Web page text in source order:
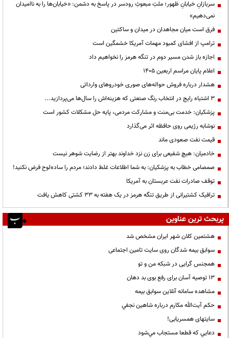
سربازانِ خیابانِ ظهور؛ ملتِ مبعوثِ رودسر در پاسخ به دشمن: «خیابان‌ها را به ناامیدان
نمی‌دهیم»
فرق است میان مجاهدان در میدان و ساکتین
ترامپ از افشای کمبود مهمات آمریکا خشمگین است
اجازه باز شدن مسیر دوم در تنگه هرمز را نخواهیم داد
اعلام پایان مراسم اربعین ۱۴۰۵
هشدار درباره فروش حواله‌های صوری خودروهای وارداتی
3 اشتباه رایج در انتخاب رنگ صنعتی که هزینه‌اش را سال‌ها می‌پردازید...
پزشکیان: خدمت بی‌منت و مشارکت مردمی، پایه حل مشکلات کشور است
نوشابه رژیمی روی حافظه اثر می‌گذارد
قیمت نفت صعودی ماند
خادمیان: هیچ شفیعی برای زن نزد خداوند بهتر از رضایت شوهر نیست
صمصامی خطاب به پزشکیان: به شما اطلاعات غلط دادند؛ مردم را ساده‌لوح فرض نکنید!
توقف صادرات نفت عربستان به آمریکا
ترافیک کشتیرانی از طریق تنگه هرمز در یک هفته به ۳۳ کشتی کاهش یافت
پربحث ترین عناوین
هشتمین کلان شهر ایران مشخص شد
سوابق بیمه شدگان روی سایت تامین اجتماعی
همجنس گرایی در شبکه من و تو
13 توصیه آسان برای رفع بوی بد دهان
مشاهده سامانه آنلاين سوابق بیمه
حكم آيت‌الله مكارم درباره شاهين نجفي
سایتهای همسریابی!
دعايي كه قطعا مستجاب مي‌شود